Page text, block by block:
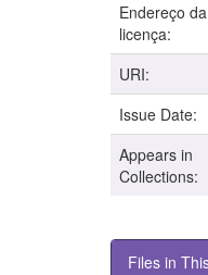
Endereço da
licença:
URI:
Issue Date:
Appears in
Collections:
Files in